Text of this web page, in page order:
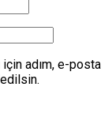
için adım, e-posta